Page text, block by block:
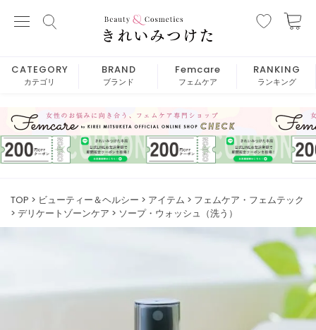
CATEGORY
カテゴリ
BRAND
ブランド
Femcare
フェムケア
RANKING
ランキング
TOP ビューティー＆ヘルシー アイテム
フェムケア・フェムテック
デリケートゾーンケア
ソープ・ウォッシュ（洗う）